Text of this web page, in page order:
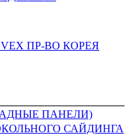
ПР-ВО КОРЕЯ
ПАНЕЛИ)
САЙДИНГА